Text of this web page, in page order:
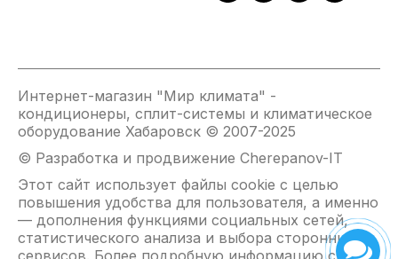
Интернет-магазин "Мир климата" -
кондиционеры, сплит-системы и климатическое
оборудование Хабаровск © 2007-2025
© Разработка и продвижение Cherepanov-IT
Этот сайт использует файлы cookie с целью
повышения удобства для пользователя, а именно
— дополнения функциями социальных сетей,
статистического анализа и выбора сторонних
сервисов. Более подробную информацию см. на